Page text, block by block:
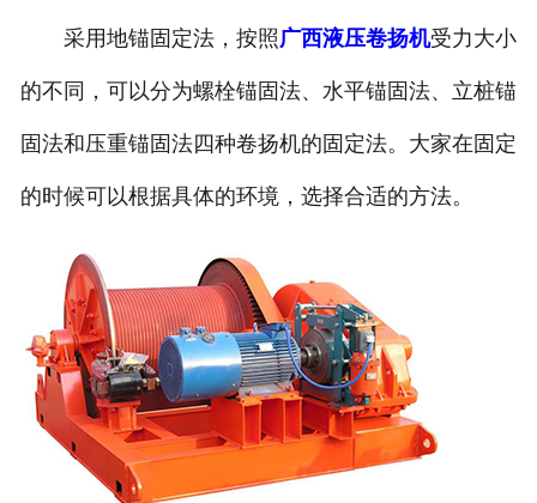
采用地锚固定法，按照广西液压卷扬机受力大小
的不同，可以分为螺栓锚固法、水平锚固法、立桩锚
固法和压重锚固法四种卷扬机的固定法。大家在固定
的时候可以根据具体的环境，选择合适的方法。